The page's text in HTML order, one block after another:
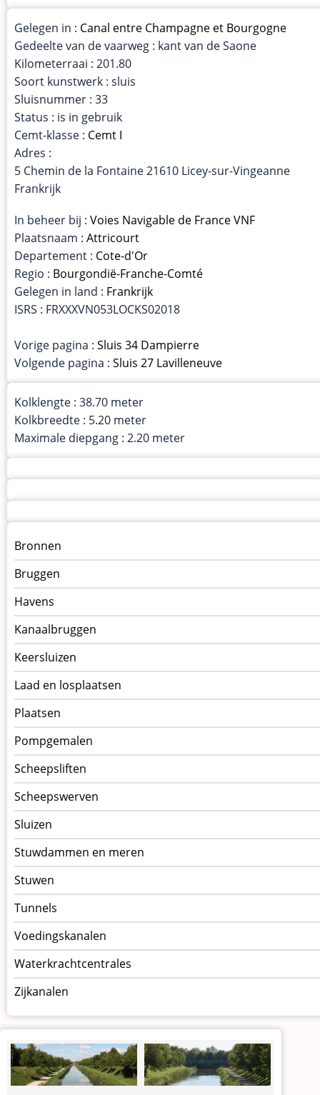
Gelegen in : Canal entre Champagne et Bourgogne
Gedeelte van de vaarweg : kant van de Saone
Kilometerraai : 201.80
Soort kunstwerk : sluis
Sluisnummer : 33
Status : is in gebruik
Cemt-klasse : Cemt I
Adres :
5 Chemin de la Fontaine 21610 Licey-sur-Vingeanne
Frankrijk
In beheer bij : Voies Navigable de France VNF
Plaatsnaam : Attricourt
Departement : Cote-d'Or
Regio : Bourgondië-Franche-Comté
Gelegen in land : Frankrijk
ISRS : FRXXXVN053LOCKS02018
Vorige pagina : Sluis 34 Dampierre
Volgende pagina : Sluis 27 Lavilleneuve
Kolklengte : 38.70 meter
Kolkbreedte : 5.20 meter
Maximale diepgang : 2.20 meter
Menu
kunstwerken
op
kunstwerkpagina
Bronnen
Bruggen
Havens
Kanaalbruggen
Keersluizen
Laad en losplaatsen
Plaatsen
Pompgemalen
Scheepsliften
Scheepswerven
Sluizen
Stuwdammen en meren
Stuwen
Tunnels
Voedingskanalen
Waterkrachtcentrales
Zijkanalen